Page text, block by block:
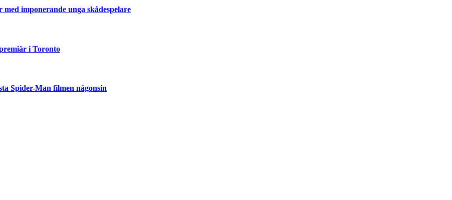
imponerande unga skådespelare
i Toronto
Spider-Man filmen någonsin